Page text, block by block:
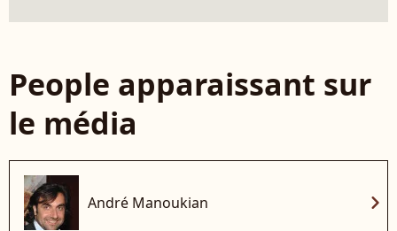
People apparaissant sur
le média
André Manoukian chevron_right